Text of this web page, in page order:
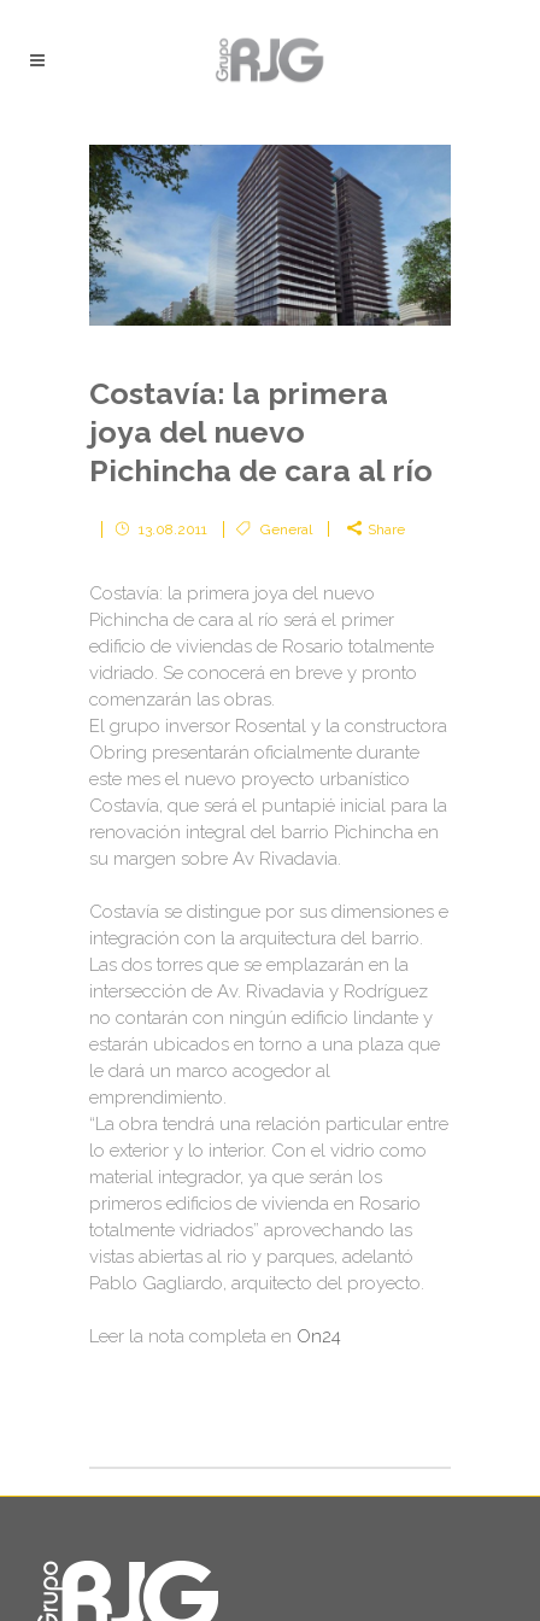
Costavía: la primera
joya del nuevo
Pichincha de cara al río
13.08.2011 General Share
Costavía: la primera joya del nuevo
Pichincha de cara al río será el primer
edificio de viviendas de Rosario totalmente
vidriado. Se conocerá en breve y pronto
comenzarán las obras.
El grupo inversor Rosental y la constructora
Obring presentarán oficialmente durante
este mes el nuevo proyecto urbanístico
Costavía, que será el puntapié inicial para la
renovación integral del barrio Pichincha en
su margen sobre Av Rivadavia.
Costavía se distingue por sus dimensiones e
integración con la arquitectura del barrio.
Las dos torres que se emplazarán en la
intersección de Av. Rivadavia y Rodríguez
no contarán con ningún edificio lindante y
estarán ubicados en torno a una plaza que
le dará un marco acogedor al
emprendimiento.
“La obra tendrá una relación particular entre
lo exterior y lo interior. Con el vidrio como
material integrador, ya que serán los
primeros edificios de vivienda en Rosario
totalmente vidriados” aprovechando las
vistas abiertas al rio y parques, adelantó
Pablo Gagliardo, arquitecto del proyecto.
Leer la nota completa en On24